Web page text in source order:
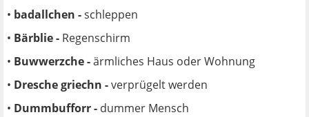
• badallchen -schleppen
• Bärblie - Regenschirm
• Buwwerzche -ärmliches Haus oder Wohnung
• Dresche griechn -verprügelt werden
• Dummbufforr - dummer Mensch